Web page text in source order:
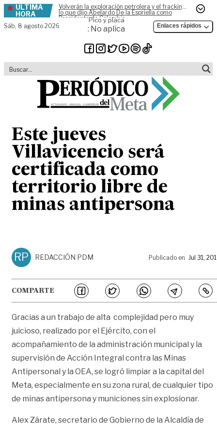
Skip to content
ÚLTIMA
HORA
Volverán la exploración petrolera y el fracking,
lo que dijo Abelardo De la Espriella como
Presidente de Colombia
Sáb, 8 agosto 2026
Pico y placa
: No aplica Enlaces rápidos
Este jueves
Villavicencio será
certificada como
territorio libre de
minas antipersona
RP REDACCIÓN PDM Publicado en Jul 31,
COMPARTE
Gracias a un trabajo de alta complejidad pero muy
juicioso, realizado por el Ejército, con el
acompañamiento de la administración municipal y la
supervisión de Acción Integral contra las Minas
Antipersonal y la OEA, se logró limpiar a la capital del
Meta, especialmente en su zona rural, de cualquier tipo
de minas antipersona y municiones sin explosionar.
Alex Zárate, secretario de Gobierno de la Alcaldía de